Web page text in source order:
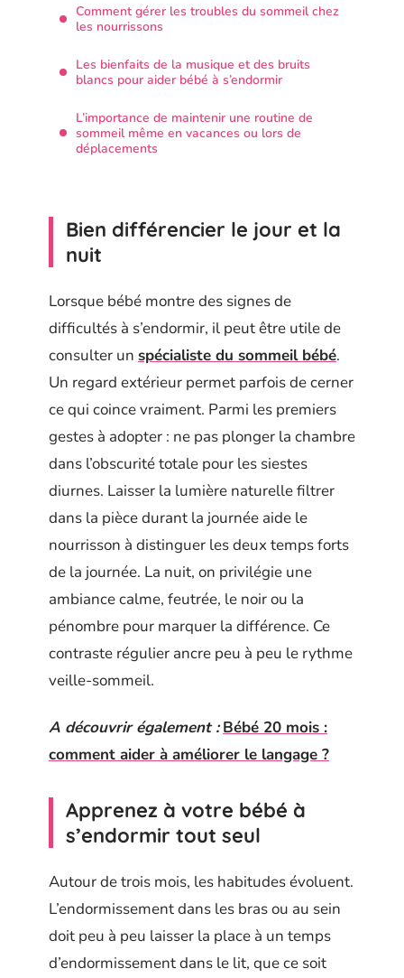
Comment gérer les troubles du sommeil chez
les nourrissons
Les bienfaits de la musique et des bruits
blancs pour aider bébé à s’endormir
L’importance de maintenir une routine de
sommeil même en vacances ou lors de
déplacements
Bien différencier le jour et la
nuit
Lorsque bébé montre des signes de
difficultés à s’endormir, il peut être utile de
consulter un spécialiste du sommeil bébé.
Un regard extérieur permet parfois de cerner
ce qui coince vraiment. Parmi les premiers
gestes à adopter : ne pas plonger la chambre
dans l’obscurité totale pour les siestes
diurnes. Laisser la lumière naturelle filtrer
dans la pièce durant la journée aide le
nourrisson à distinguer les deux temps forts
de la journée. La nuit, on privilégie une
ambiance calme, feutrée, le noir ou la
pénombre pour marquer la différence. Ce
contraste régulier ancre peu à peu le rythme
veille-sommeil.
A découvrir également : Bébé 20 mois :
comment aider à améliorer le langage ?
Apprenez à votre bébé à
s’endormir tout seul
Autour de trois mois, les habitudes évoluent.
L’endormissement dans les bras ou au sein
doit peu à peu laisser la place à un temps
d’endormissement dans le lit, que ce soit